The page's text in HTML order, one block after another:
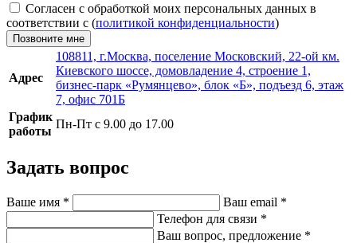
Согласен с обработкой моих персональных данных в
соответствии с (политикой конфиденциальности)
Позвоните мне
Адрес
108811, г.Москва, поселение Московский, 22-ой км.
Киевского шоссе, домовладение 4, строение 1,
бизнес-парк «Румянцево», блок «Б», подъезд 6, этаж
7, офис 701Б
График
работы
Пн-Пт с 9.00 до 17.00
Задать вопрос
Ваше имя * Ваш email *
Телефон для связи *
Ваш вопрос, предложение *